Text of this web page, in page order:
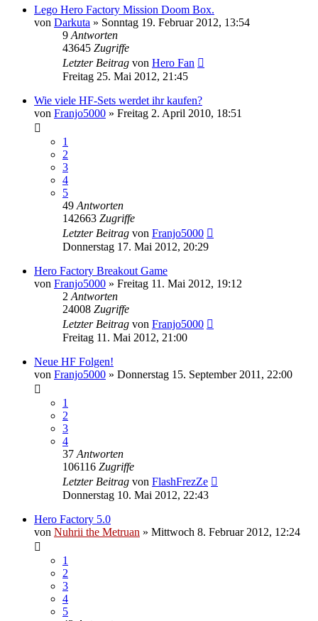
Lego Hero Factory Mission Doom Box.
von Darkuta » Sonntag 19. Februar 2012, 13:54
9 Antworten
43645 Zugriffe
Letzter Beitrag von Hero Fan
Freitag 25. Mai 2012, 21:45
Wie viele HF-Sets werdet ihr kaufen?
von Franjo5000 » Freitag 2. April 2010, 18:51
1
2
3
4
5
49 Antworten
142663 Zugriffe
Letzter Beitrag von Franjo5000
Donnerstag 17. Mai 2012, 20:29
Hero Factory Breakout Game
von Franjo5000 » Freitag 11. Mai 2012, 19:12
2 Antworten
24008 Zugriffe
Letzter Beitrag von Franjo5000
Freitag 11. Mai 2012, 21:00
Neue HF Folgen!
von Franjo5000 » Donnerstag 15. September 2011, 22:00
1
2
3
4
37 Antworten
106116 Zugriffe
Letzter Beitrag von FlashFrezZe
Donnerstag 10. Mai 2012, 22:43
Hero Factory 5.0
von Nuhrii the Metruan » Mittwoch 8. Februar 2012, 12:24
1
2
3
4
5